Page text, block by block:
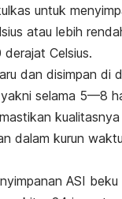
untuk
atau lebih
Celsius.
dan disimpan di
selama 5—8
dalam kurun
ASI beku